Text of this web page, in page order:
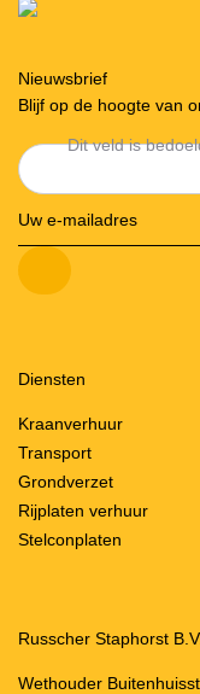
Nieuwsbrief
Blijf op de hoogte van
Dit veld is
Diensten
Kraanverhuur
Transport
Grondverzet
Rijplaten verhuur
Stelconplaten
Russcher Staphorst B.V.
Wethouder